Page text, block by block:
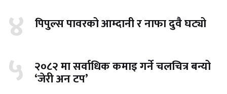
४ पिपुल्स पावरको आम्दानी र नाफा दुवै घट्यो
५ २०८२ मा सर्वाधिक कमाइ गर्ने चलचित्र बन्यो
‘जेरी अन टप’